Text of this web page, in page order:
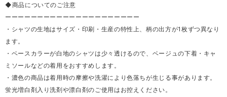
◆商品についてのご注意
ーーーーーーーーーーーーーーーーーーーーー
・シャツの生地はサイズ・印刷・生産の特性上、柄の出方が1枚ずつ異なり
ます。
・ベースカラーが白地のシャツは少々透けるので、ベージュの下着・キャ
ミソールなどの着用をおすすめします。
・濃色の商品は着用時の摩擦や洗濯により色落ちが生じる事があります。
蛍光増白剤入り洗剤や漂白剤のご使用はお控えください。